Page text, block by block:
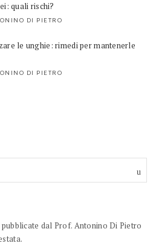
quali rischi?
DI PIETRO
le unghie: rimedi per mantenerle
DI PIETRO
dal Prof. Antonino Di Pietro